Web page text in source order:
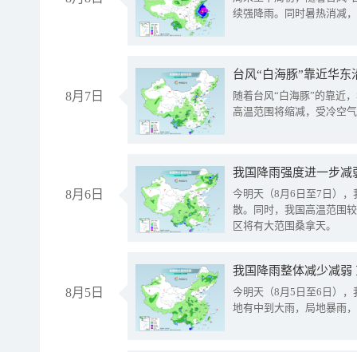
续强降雨。同时暑热消减
8月7日
台风“白海豚”靠近华
随着台风“白海豚”的靠近
高温范围将缩减，受冷空
8月6日
今明天（8月6日至7日）
散。同时，我国高温范围
区将有大范围桑拿天。
8月5日
我国降雨整体减少减弱
今明天（8月5日至6日）
地有中到大雨，局地暴雨